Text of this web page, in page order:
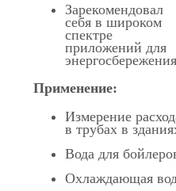
Зарекомендовал
себя в широком
спектре
приложений для
энергосбережения
Применение:
Измерение
в трубах в
Вода для
Охлаждающая